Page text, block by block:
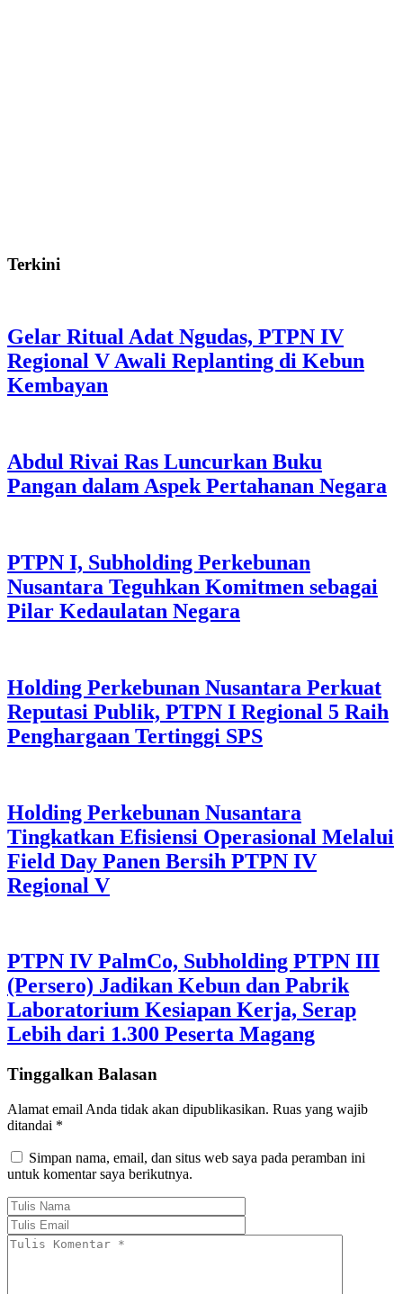
Terkini
Gelar Ritual Adat Ngudas, PTPN IV
Regional V Awali Replanting di Kebun
Kembayan
Abdul Rivai Ras Luncurkan Buku
Pangan dalam Aspek Pertahanan Negara
PTPN I, Subholding Perkebunan
Nusantara Teguhkan Komitmen sebagai
Pilar Kedaulatan Negara
Holding Perkebunan Nusantara Perkuat
Reputasi Publik, PTPN I Regional 5 Raih
Penghargaan Tertinggi SPS
Holding Perkebunan Nusantara
Tingkatkan Efisiensi Operasional Melalui
Field Day Panen Bersih PTPN IV
Regional V
PTPN IV PalmCo, Subholding PTPN III
(Persero) Jadikan Kebun dan Pabrik
Laboratorium Kesiapan Kerja, Serap
Lebih dari 1.300 Peserta Magang
Tinggalkan Balasan
Alamat email Anda tidak akan dipublikasikan. Ruas yang wajib
ditandai *
Simpan nama, email, dan situs web saya pada peramban ini
untuk komentar saya berikutnya.